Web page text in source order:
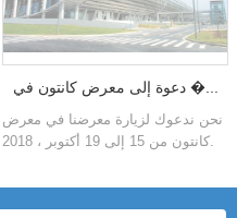
دعوة إلى معرض كانتون في �...
نحن ندعوك لزيارة معرضنا في معرض